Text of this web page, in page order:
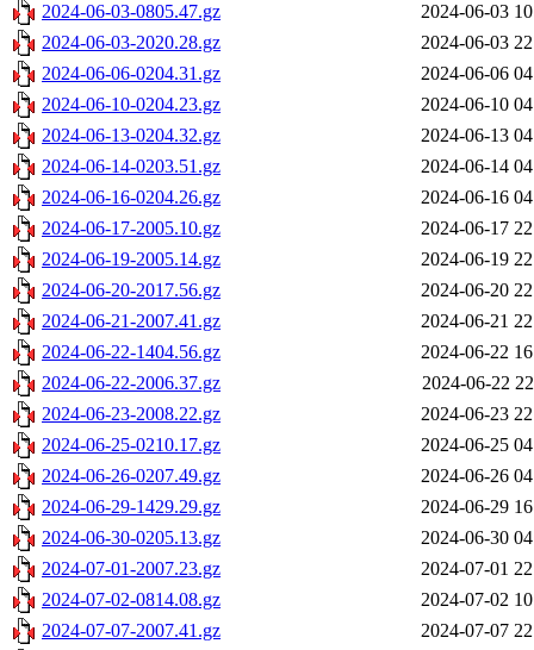
2024-06-03-0805.47.gz
2024-06-03
2024-06-03-2020.28.gz
2024-06-03
2024-06-06-0204.31.gz
2024-06-06
2024-06-10-0204.23.gz
2024-06-10
2024-06-13-0204.32.gz
2024-06-13
2024-06-14-0203.51.gz
2024-06-14
2024-06-16-0204.26.gz
2024-06-16
2024-06-17-2005.10.gz
2024-06-17
2024-06-19-2005.14.gz
2024-06-19
2024-06-20-2017.56.gz
2024-06-20
2024-06-21-2007.41.gz
2024-06-21
2024-06-22-1404.56.gz
2024-06-22
2024-06-22-2006.37.gz
2024-06-22
2024-06-23-2008.22.gz
2024-06-23
2024-06-25-0210.17.gz
2024-06-25
2024-06-26-0207.49.gz
2024-06-26
2024-06-29-1429.29.gz
2024-06-29
2024-06-30-0205.13.gz
2024-06-30
2024-07-01-2007.23.gz
2024-07-01
2024-07-02-0814.08.gz
2024-07-02
2024-07-07-2007.41.gz
2024-07-07